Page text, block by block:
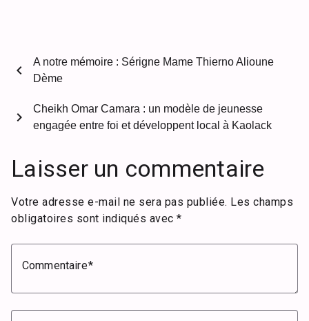
chevron_left
A notre mémoire : Sérigne Mame Thierno Alioune
Dème
Cheikh Omar Camara : un modèle de jeunesse
engagée entre foi et développent local à Kaolack
chevron_right
Laisser un commentaire
Votre adresse e-mail ne sera pas publiée. Les champs
obligatoires sont indiqués avec *
Commentaire